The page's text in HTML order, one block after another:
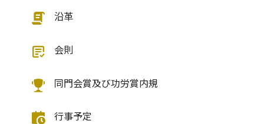
沿革
会則
同門会賞及び功労賞内規
行事予定